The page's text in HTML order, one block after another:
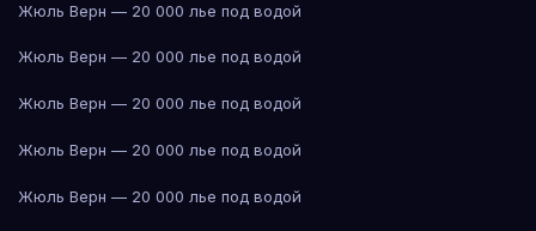
Жюль Верн — 20 000 лье под водой
Жюль Верн — 20 000 лье под водой
Жюль Верн — 20 000 лье под водой
Жюль Верн — 20 000 лье под водой
Жюль Верн — 20 000 лье под водой